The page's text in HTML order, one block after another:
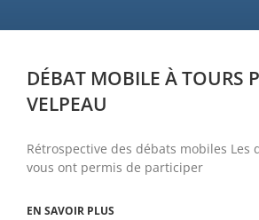
DÉBAT MOBILE À TOURS
VELPEAU
Rétrospective des débats mobiles Les
vous ont permis de participer
EN SAVOIR PLUS